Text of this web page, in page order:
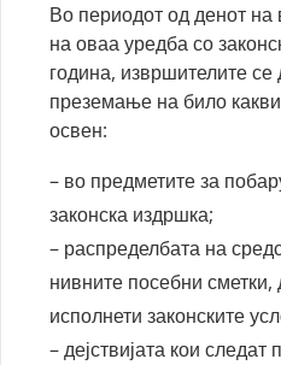
Во периодот од денот на
на оваа уредба со
година, извршителите
преземање на било
освен:
– во предметите за
законска издршка;
– распределбата на
нивните посебни сметки,
исполнети законските
– дејствијата кои следат